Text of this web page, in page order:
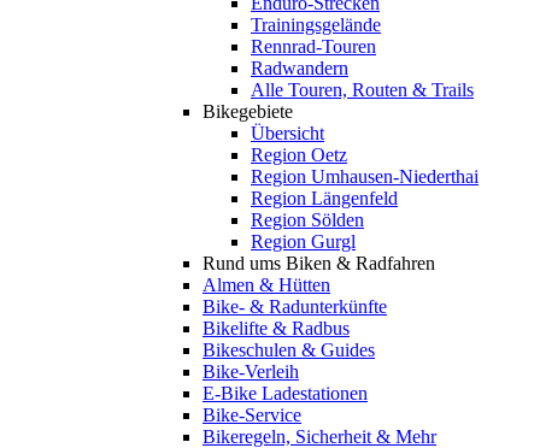
Trainingsgelände
Rennrad-Touren
Radwandern
Alle Touren, Routen & Trails
Bikegebiete
Übersicht
Region Oetz
Region Umhausen-Niederthai
Region Längenfeld
Region Sölden
Region Gurgl
Rund ums Biken & Radfahren
Almen & Hütten
Bike- & Radunterkünfte
Bikelifte & Radbus
Bikeschulen & Guides
Bike-Verleih
E-Bike Ladestationen
Bike-Service
Bikeregeln, Sicherheit & Mehr